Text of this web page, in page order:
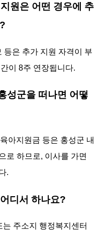
원은 어떤 경우에 추
등은 추가 지원 자격이 부
이 8주 연장됩니다.
성군을 떠나면 어떻
아지원금 등은 홍성군 내
로 하므로, 이사를 가면
.
디서 하나요?
주소지 행정복지센터